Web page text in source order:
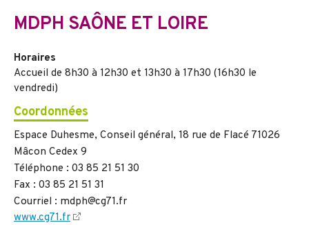
MDPH SAÔNE ET LOIRE
Horaires
Accueil de 8h30 à 12h30 et 13h30 à 17h30 (16h30 le
vendredi)
Coordonnées
Espace Duhesme, Conseil général, 18 rue de Flacé 71026
Mâcon Cedex 9
Téléphone : 03 85 21 51 30
Fax : 03 85 21 51 31
Courriel : mdph@cg71.fr
www.cg71.fr